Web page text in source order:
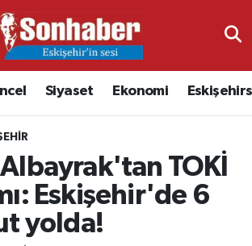
Siyaset Ekonomi
TOKİ
Eskişehir'de 6
yolda!
Durumu ve Fikstür